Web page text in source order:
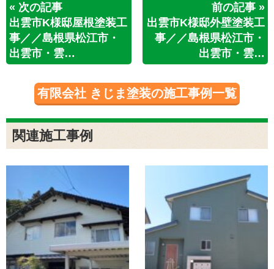
« 次の記事
出雲市K様邸屋根塗装工
事／／島根県松江市・
出雲市・雲…
前の記事 »
出雲市K様邸外壁塗装工
事／／島根県松江市・
出雲市・雲…
有限会社 きじま塗装の施工事例一覧
関連施工事例